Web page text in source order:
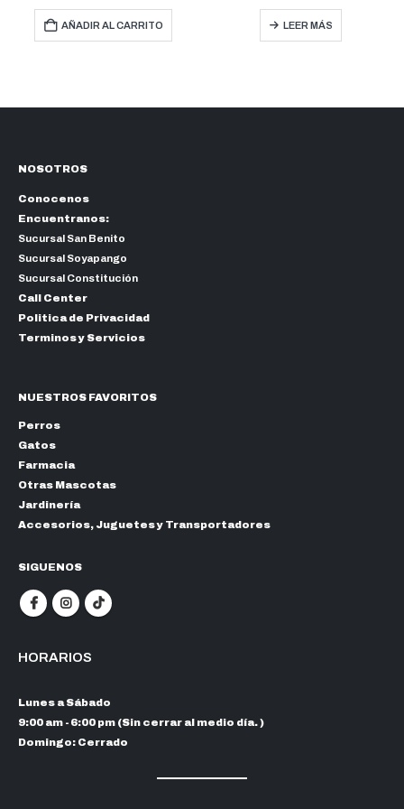
AÑADIR AL CARRITO LEER MÁS
NOSOTROS
Conocenos
Encuentranos:
Sucursal San Benito
Sucursal Soyapango
Sucursal Constitución
Call Center
Politica de Privacidad
Terminos y Servicios
NUESTROS FAVORITOS
Perros
Gatos
Farmacia
Otras Mascotas
Jardinería
Accesorios, Juguetes y Transportadores
SIGUENOS
HORARIOS
Lunes a Sábado
9:00 am - 6:00 pm (Sin cerrar al medio día. )
Domingo: Cerrado